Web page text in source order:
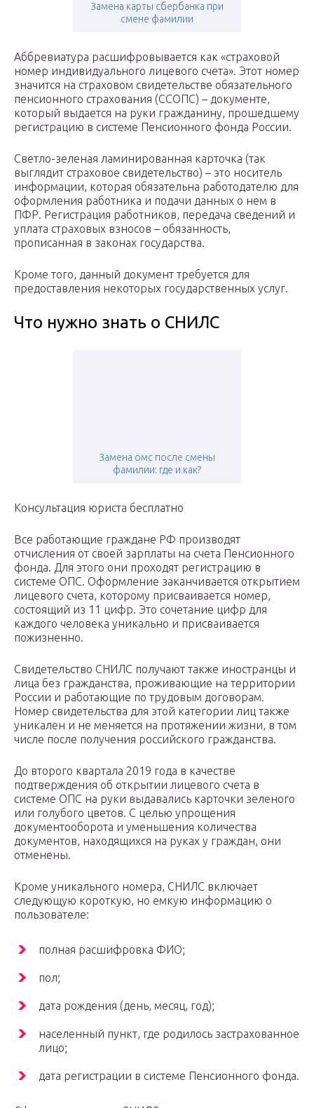
Замена карты сбербанка при
смене фамилии
Аббревиатура расшифровывается как «страховой
номер индивидуального лицевого счета». Этот номер
значится на страховом свидетельстве обязательного
пенсионного страхования (ССОПС) – документе,
который выдается на руки гражданину, прошедшему
регистрацию в системе Пенсионного фонда России.
Светло-зеленая ламинированная карточка (так
выглядит страховое свидетельство) – это носитель
информации, которая обязательна работодателю для
оформления работника и подачи данных о нем в
ПФР. Регистрация работников, передача сведений и
уплата страховых взносов – обязанность,
прописанная в законах государства.
Кроме того, данный документ требуется для
предоставления некоторых государственных услуг.
Что нужно знать о СНИЛС
Замена омс после смены
фамилии: где и как?
Консультация юриста бесплатно
Все работающие граждане РФ производят
отчисления от своей зарплаты на счета Пенсионного
фонда. Для этого они проходят регистрацию в
системе ОПС. Оформление заканчивается открытием
лицевого счета, которому присваивается номер,
состоящий из 11 цифр. Это сочетание цифр для
каждого человека уникально и присваивается
пожизненно.
Свидетельство СНИЛС получают также иностранцы и
лица без гражданства, проживающие на территории
России и работающие по трудовым договорам.
Номер свидетельства для этой категории лиц также
уникален и не меняется на протяжении жизни, в том
числе после получения российского гражданства.
До второго квартала 2019 года в качестве
подтверждения об открытии лицевого счета в
системе ОПС на руки выдавались карточки зеленого
или голубого цветов. С целью упрощения
документооборота и уменьшения количества
документов, находящихся на руках у граждан, они
отменены.
Кроме уникального номера, СНИЛС включает
следующую короткую, но емкую информацию о
пользователе:
полная расшифровка ФИО;
пол;
дата рождения (день, месяц, год);
населенный пункт, где родилось застрахованное
лицо;
дата регистрации в системе Пенсионного фонда.